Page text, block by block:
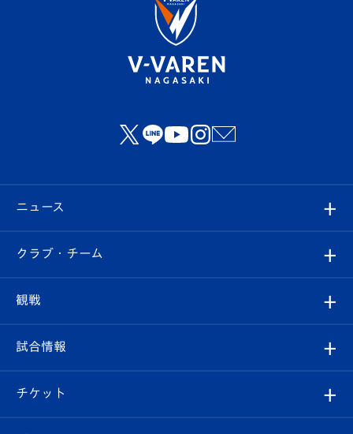
ニュース
すべて
クラブ
試合情報
クラブ・チーム
クラブ概要
エンブレム紹介
観戦
観戦ルール
はじめての観戦ガイド
試合情報
試合日程/結果
チケット